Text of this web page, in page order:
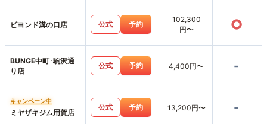
ビヨンド溝の口店 公式 予約
102,300
円〜
○
BUNGE中町･駒沢通
り店
公式 予約 4,400円〜 -
キャンペーン中
ミヤザキジム用賀店
公式 予約 13,200円〜 -